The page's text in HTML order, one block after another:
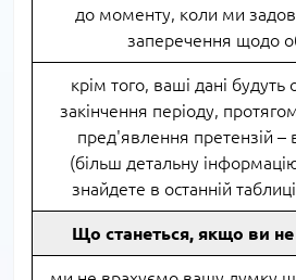
до моменту, коли ми
заперечення щодо
крім того, ваші дані
закінчення періоду,
пред'явлення претензій
(більш детальну
знайдете в останній
Що станеться, якщо ви не